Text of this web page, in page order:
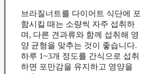
브라질너트를 다이어트 식단에 포
함시킬 때는 소량씩 자주 섭취하
며, 다른 견과류와 함께 섭취해 영
양 균형을 맞추는 것이 좋습니다.
하루 1~3개 정도를 간식으로 섭취
하면 포만감을 유지하고 영양을